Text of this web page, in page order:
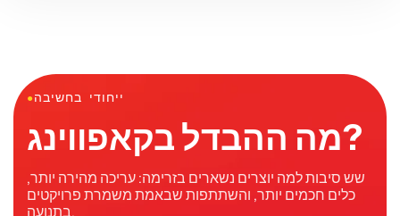
●ייחודי בחשיבה
מה ההבדל בקאפווינג?
שש סיבות למה יוצרים נשארים בזרימה: עריכה מהירה יותר,
כלים חכמים יותר, והשתתפות שבאמת משמרת פרויקטים
בתנועה.